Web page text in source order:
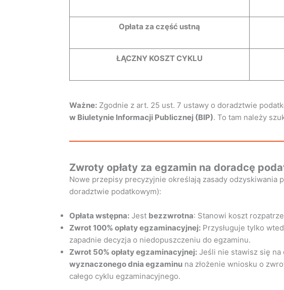
Opłata za część ustną
ŁĄCZNY KOSZT CYKLU
Ważne: Zgodnie z art. 25 ust. 7 ustawy o doradztwie
w Biuletynie Informacji Publicznej (BIP). To tam należy
Zwroty opłaty za egzamin na doradcę
Nowe przepisy precyzyjnie określają zasady
doradztwie podatkowym):
Opłata wstępna: Jest bezzwrotna: Stanowi koszt
Zwrot 100% opłaty egzaminacyjnej: Przysługuje tylko
zapadnie decyzja o niedopuszczeniu do egzaminu.
Zwrot 50% opłaty egzaminacyjnej: Jeśli nie stawisz się na
wyznaczonego dnia egzaminu na złożenie wniosku o
całego cyklu egzaminacyjnego.